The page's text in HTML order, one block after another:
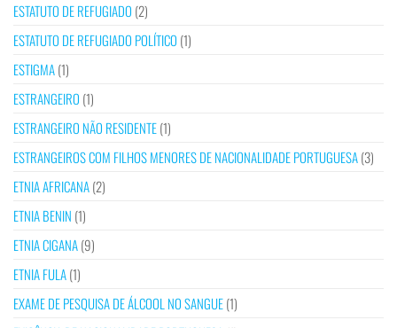
ESTATUTO DE REFUGIADO (2)
ESTATUTO DE REFUGIADO POLÍTICO (1)
ESTIGMA(1)
ESTRANGEIRO (1)
ESTRANGEIRO NÃO RESIDENTE(1)
ESTRANGEIROS COM FILHOS MENORES DE NACIONALIDADE PORTUGUESA(3)
ETNIA AFRICANA(2)
ETNIA BENIN (1)
ETNIA CIGANA(9)
ETNIA FULA(1)
EXAME DE PESQUISA DE ÁLCOOL NO SANGUE(1)